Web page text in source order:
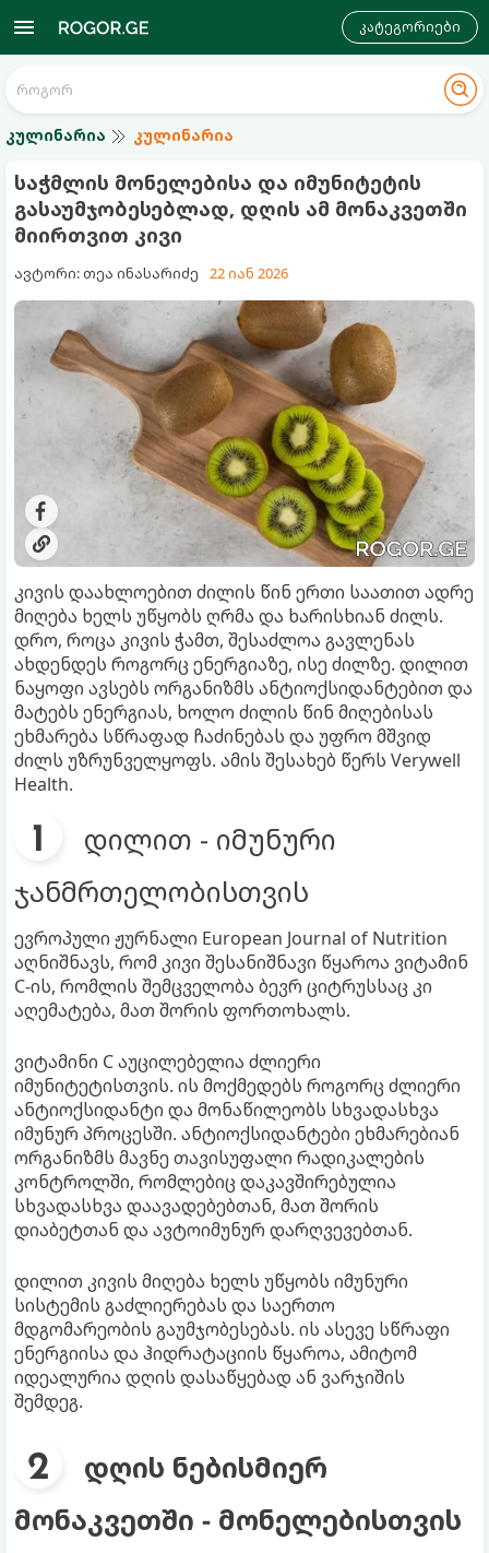
კატეგორიები
კულინარია კულინარია
საჭმლის მონელებისა და იმუნიტეტის
გასაუმჯობესებლად, დღის ამ მონაკვეთში
მიირთვით კივი
ავტორი: თეა ინასარიძე 22 იან 2026
კივის დაახლოებით ძილის წინ ერთი საათით ადრე
მიღება ხელს უწყობს ღრმა და ხარისხიან ძილს.
დრო, როცა კივის ჭამთ, შესაძლოა გავლენას
ახდენდეს როგორც ენერგიაზე, ისე ძილზე. დილით
ნაყოფი ავსებს ორგანიზმს ანტიოქსიდანტებით და
მატებს ენერგიას, ხოლო ძილის წინ მიღებისას
ეხმარება სწრაფად ჩაძინებას და უფრო მშვიდ
ძილს უზრუნველყოფს. ამის შესახებ წერს Verywell
Health.
დილით - იმუნური
ჯანმრთელობისთვის
ევროპული ჟურნალი European Journal of Nutrition
აღნიშნავს, რომ კივი შესანიშნავი წყაროა ვიტამინ
C-ის, რომლის შემცველობა ბევრ ციტრუსსაც კი
აღემატება, მათ შორის ფორთოხალს.
ვიტამინი C აუცილებელია ძლიერი
იმუნიტეტისთვის. ის მოქმედებს როგორც ძლიერი
ანტიოქსიდანტი და მონაწილეობს სხვადასხვა
იმუნურ პროცესში. ანტიოქსიდანტები ეხმარებიან
ორგანიზმს მავნე თავისუფალი რადიკალების
კონტროლში, რომლებიც დაკავშირებულია
სხვადასხვა დაავადებებთან, მათ შორის
დიაბეტთან და ავტოიმუნურ დარღვევებთან.
დილით კივის მიღება ხელს უწყობს იმუნური
სისტემის გაძლიერებას და საერთო
მდგომარეობის გაუმჯობესებას. ის ასევე სწრაფი
ენერგიისა და ჰიდრატაციის წყაროა, ამიტომ
იდეალურია დღის დასაწყებად ან ვარჯიშის
შემდეგ.
დღის ნებისმიერ
მონაკვეთში - მონელებისთვის